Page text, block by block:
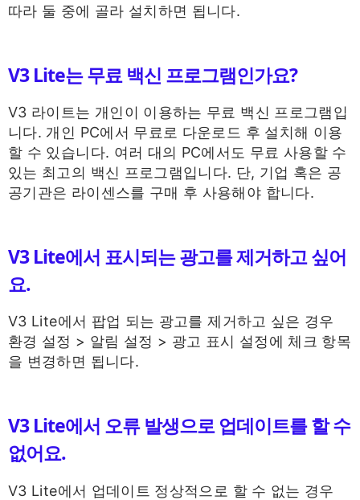
따라 둘 중에 골라 설치하면 됩니다.
V3 Lite는 무료 백신 프로그램인가요?
V3 라이트는 개인이 이용하는 무료 백신 프로그램입
니다. 개인 PC에서 무료로 다운로드 후 설치해 이용
할 수 있습니다. 여러 대의 PC에서도 무료 사용할 수
있는 최고의 백신 프로그램입니다. 단, 기업 혹은 공
공기관은 라이센스를 구매 후 사용해야 합니다.
V3 Lite에서 표시되는 광고를 제거하고 싶어
요.
V3 Lite에서 팝업 되는 광고를 제거하고 싶은 경우
환경 설정 > 알림 설정 > 광고 표시 설정에 체크 항목
을 변경하면 됩니다.
V3 Lite에서 오류 발생으로 업데이트를 할 수
없어요.
V3 Lite에서 업데이트 정상적으로 할 수 없는 경우